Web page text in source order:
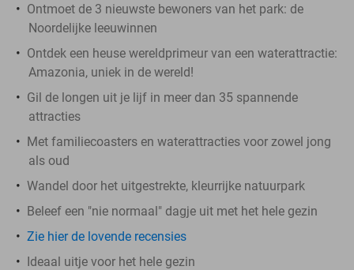
Ontmoet de 3 nieuwste bewoners van het park: de
Noordelijke leeuwinnen
Ontdek een heuse wereldprimeur van een waterattractie:
Amazonia, uniek in de wereld!
Gil de longen uit je lijf in meer dan 35 spannende
attracties
Met familiecoasters en waterattracties voor zowel jong
als oud
Wandel door het uitgestrekte, kleurrijke natuurpark
Beleef een "nie normaal" dagje uit met het hele gezin
Zie hier de lovende recensies
Ideaal uitje voor het hele gezin